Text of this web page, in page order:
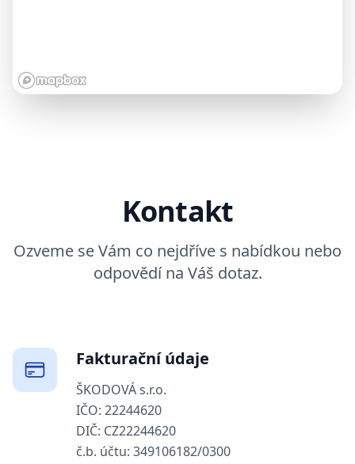
Kontakt
Ozveme se Vám co nejdříve s nabídkou nebo
odpovědí na Váš dotaz.
Fakturační údaje
ŠKODOVÁ s.r.o.
IČO: 22244620
DIČ: CZ22244620
č.b. účtu: 349106182/0300